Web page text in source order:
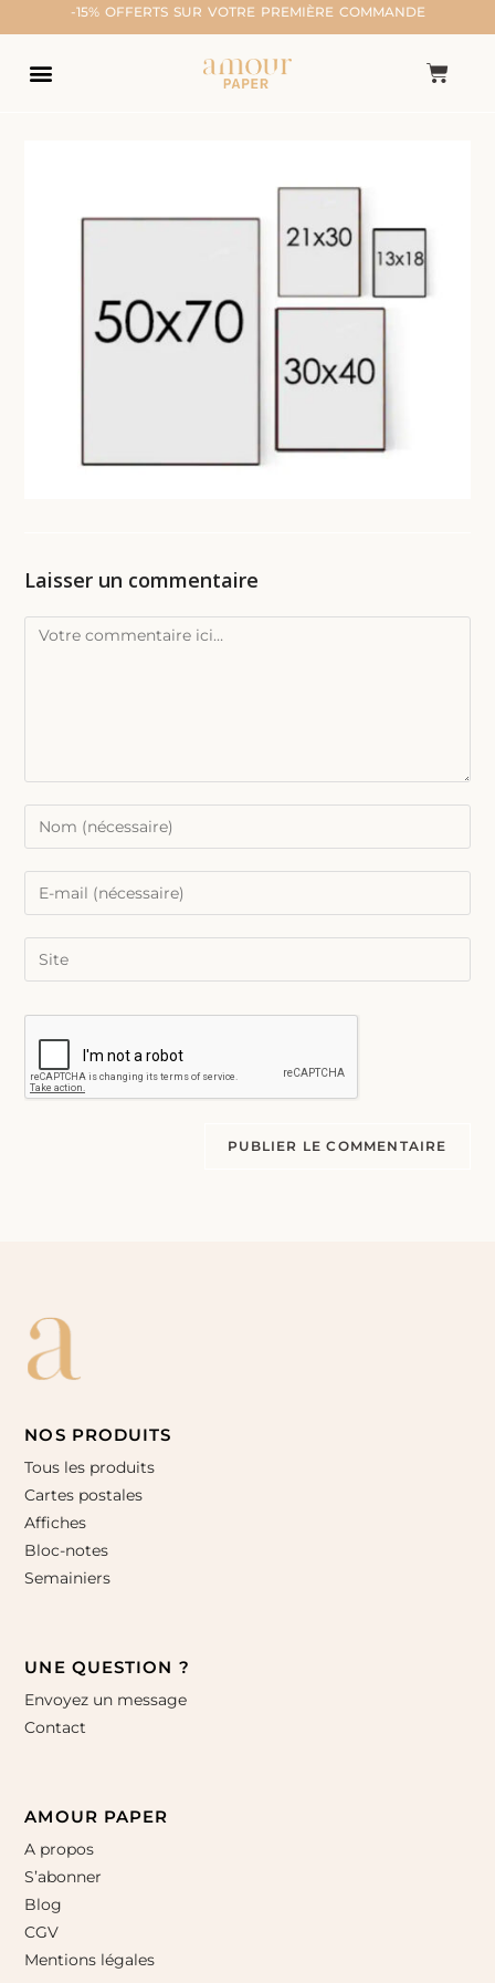
-15% OFFERTS SUR VOTRE PREMIÈRE COMMANDE
Laisser un commentaire
NOS PRODUITS
Tous les produits
Cartes postales
Affiches
Bloc-notes
Semainiers
UNE QUESTION ?
Envoyez un message
Contact
AMOUR PAPER
A propos
S’abonner
Blog
CGV
Mentions légales